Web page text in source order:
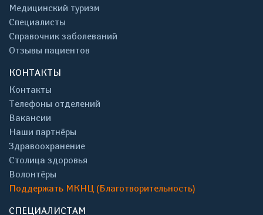
Медицинский туризм
Специалисты
Справочник заболеваний
Отзывы пациентов
КОНТАКТЫ
Контакты
Телефоны отделений
Вакансии
Наши партнёры
Здравоохранение
Столица здоровья
Волонтёры
Поддержать МКНЦ (Благотворительность)
СПЕЦИАЛИСТАМ